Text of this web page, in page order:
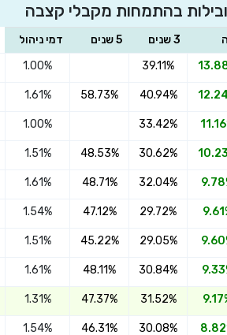
בהתמחות מקבלי קצבה
3 שנים 5 שנים
דמי ניהול
39.11%
1.00%
40.94%
58.73%
1.61%
33.42%
1.00%
30.62%
48.53%
1.51%
32.04%
48.71%
1.61%
29.72%
47.12%
1.54%
29.05%
45.22%
1.51%
30.84%
48.11%
1.61%
31.52%
47.37%
1.31%
30.08%
46.31%
1.54%